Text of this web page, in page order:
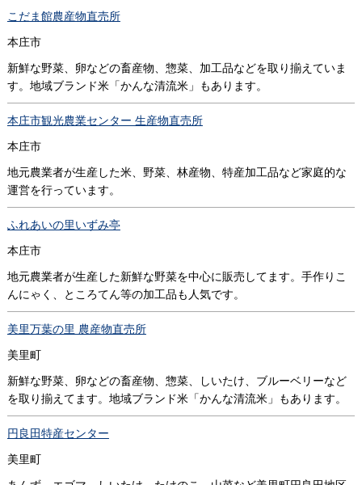
こだま館農産物直売所
本庄市
新鮮な野菜、卵などの畜産物、惣菜、加工品などを取り揃えていま
す。地域ブランド米「かんな清流米」もあります。
本庄市観光農業センター 生産物直売所
本庄市
地元農業者が生産した米、野菜、林産物、特産加工品など家庭的な
運営を行っています。
ふれあいの里いずみ亭
本庄市
地元農業者が生産した新鮮な野菜を中心に販売してます。手作りこ
んにゃく、ところてん等の加工品も人気です。
美里万葉の里 農産物直売所
美里町
新鮮な野菜、卵などの畜産物、惣菜、しいたけ、ブルーベリーなど
を取り揃えてます。地域ブランド米「かんな清流米」もあります。
円良田特産センター
美里町